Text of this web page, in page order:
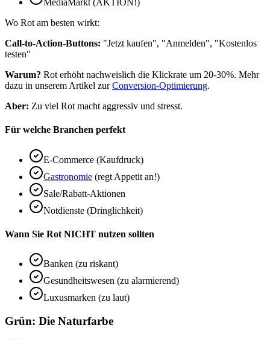
MediaMarkt (AKTION!)
Wo Rot am besten wirkt:
Call-to-Action-Buttons: "Jetzt kaufen", "Anmelden", "Kostenlos
testen"
Warum? Rot erhöht nachweislich die Klickrate um 20-30%. Mehr
dazu in unserem Artikel zurConversion-Optimierung.
Aber: Zu viel Rot macht aggressiv und stresst.
Für welche Branchen perfekt
E-Commerce (Kaufdruck)
Gastronomie (regt Appetit an!)
Sale/Rabatt-Aktionen
Notdienste (Dringlichkeit)
Wann Sie Rot NICHT nutzen sollten
Banken (zu riskant)
Gesundheitswesen (zu alarmierend)
Luxusmarken (zu laut)
Grün: Die Naturfarbe